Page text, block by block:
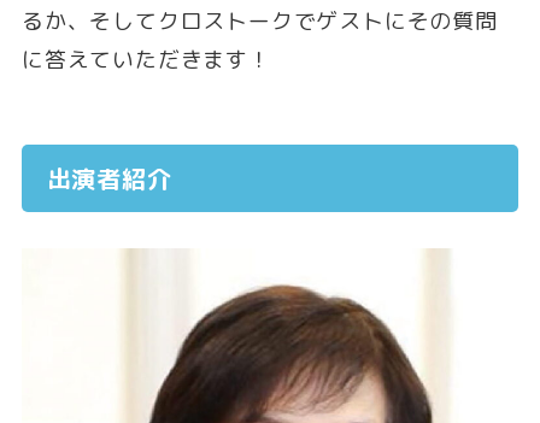
るか、そしてクロストークでゲストにその質問
に答えていただきます！
出演者紹介